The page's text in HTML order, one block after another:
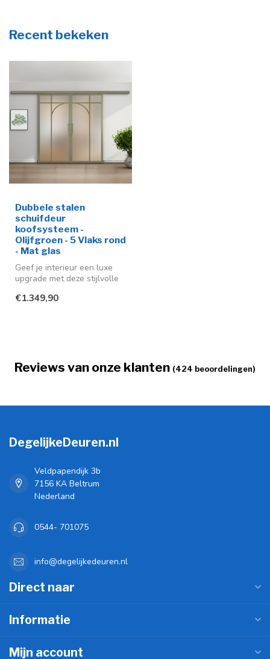
Recent bekeken
Dubbele stalen
schuifdeur
koofsysteem -
Olijfgroen - 5 Vlaks rond
- Mat glas
Geef je interieur een luxe
upgrade met deze stijlvolle
€1.349,90
Reviews van onze klanten (424 beoordelingen)
DegelijkeDeuren.nl
Veldpapendijk 3b
7156 KA Beltrum
Nederland
0544- 701075
info@degelijkedeuren.nl
Direct naar
Informatie
Mijn account